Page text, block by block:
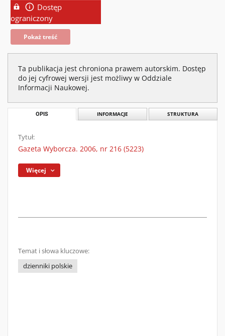
Dostęp
ograniczony
Pokaż treść
Ta publikacja jest chroniona prawem autorskim. Dostęp
do jej cyfrowej wersji jest możliwy w Oddziale
Informacji Naukowej.
OPIS INFORMACJE STRUKTURA
Tytuł:
Gazeta Wyborcza. 2006, nr 216 (5223)
Więcej
Temat i słowa kluczowe:
dzienniki polskie